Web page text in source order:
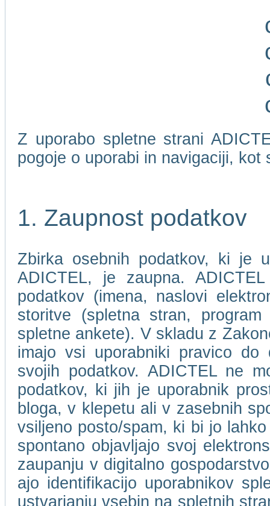
Z uporabo spletne strani
pogoje o uporabi in navigaciji, kot
1. Zaupnost podatkov
Zbirka osebnih podatkov, ki je
ADICTEL, je zaupna.
podatkov (imena, naslovi
storitve (spletna stran,
spletne ankete). V skladu z
imajo vsi uporabniki pravico do
svojih podatkov. ADICTEL ne
podatkov, ki jih je uporabnik
bloga, v klepetu ali v zasebnih
vsiljeno posto/spam, ki bi jo
spontano objavljajo svoj
zaupanju v digitalno
ajo identifikacijo uporabnikov
ustvarjanju vsebin na spletnih